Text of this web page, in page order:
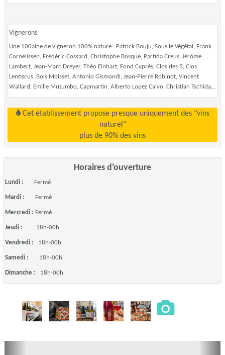
Vignerons
Une 100aine de vigneron 100% nature : Patrick Bouju, Sous le Végétal, Frank
Cornelissen, Frédéric Cossard, Christophe Bosque, Partida Creus, Jérôme
Lambert, Jean-Marc Dreyer, Théo Einhart, Fond Cyprès, Clos des B, Clos
Lentiscus, Bois Moisset, Antonio Gismondi, Jean-Pierre Robinot, Vincent
Wallard, Emilie Mutumbo, Capmartin, Alberto Lopez Calvo, Christian Tschida...
Cet établissement propose presque uniquement des "vins
naturel"
plus de 90% des vins
Horaires d'ouverture
Lundi : Fermé
Mardi : Fermé
Mercredi : Fermé
Jeudi : 18h-00h
Vendredi : 18h-00h
Samedi : 18h-00h
Dimanche : 18h-00h